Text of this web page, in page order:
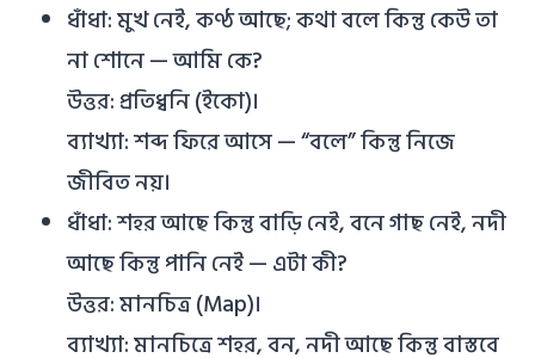
ধাঁধা: মুখ নেই, কণ্ঠ আছে; কথা বলে কিন্তু কেউ তা
না শোনে — আমি কে?
উত্তর: প্রতিধ্বনি (ইকো)।
ব্যাখ্যা: শব্দ ফিরে আসে — “বলে” কিন্তু নিজে
জীবিত নয়।
ধাঁধা: শহর আছে কিন্তু বাড়ি নেই, বনে গাছ নেই, নদী
আছে কিন্তু পানি নেই — এটা কী?
উত্তর: মানচিত্র (Map)।
ব্যাখ্যা: মানচিত্রে শহর, বন, নদী আছে কিন্তু বাস্তবে